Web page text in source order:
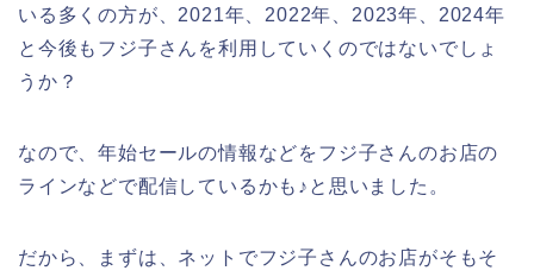
いる多くの方が、2021年、2022年、2023年、2024年
と今後もフジ子さんを利用していくのではないでしょ
うか？
なので、年始セールの情報などをフジ子さんのお店の
ラインなどで配信しているかも♪と思いました。
だから、まずは、ネットでフジ子さんのお店がそもそ